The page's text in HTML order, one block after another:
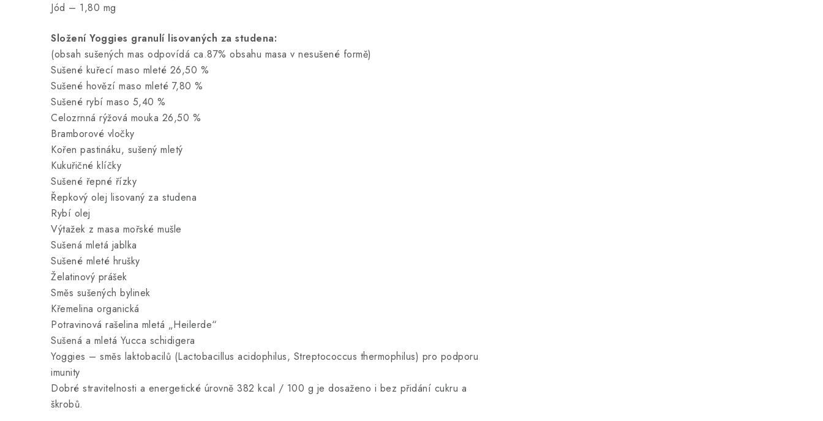
Jód – 1,80 mg
Složení Yoggies granulí lisovaných za studena:
(obsah sušených mas odpovídá ca.87% obsahu masa v nesušené formě)
Sušené kuřecí maso mleté 26,50 %
Sušené hovězí maso mleté 7,80 %
Sušené rybí maso 5,40 %
Celozrnná rýžová mouka 26,50 %
Bramborové vločky
Kořen pastináku, sušený mletý
Kukuřičné klíčky
Sušené řepné řízky
Řepkový olej lisovaný za studena
Rybí olej
Výtažek z masa mořské mušle
Sušená mletá jablka
Sušené mleté hrušky
Želatinový prášek
Směs sušených bylinek
Křemelina organická
Potravinová rašelina mletá „Heilerde“
Sušená a mletá Yucca schidigera
Yoggies – směs laktobacilů (Lactobacillus acidophilus, Streptococcus thermophilus) pro podporu
imunity
Dobré stravitelnosti a energetické úrovně 382 kcal / 100 g je dosaženo i bez přidání cukru a
škrobů.